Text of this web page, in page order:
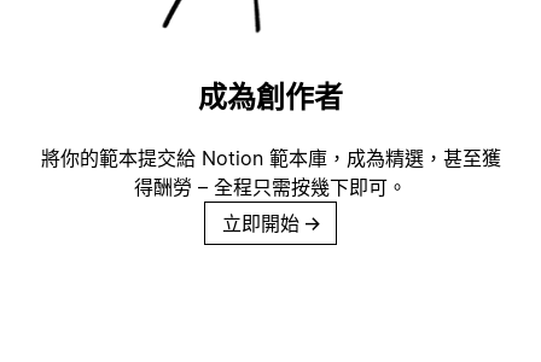
成為創作者
將你的範本提交給 Notion 範本庫，成為精選，甚至獲
得酬勞 – 全程只需按幾下即可。
立即開始 →